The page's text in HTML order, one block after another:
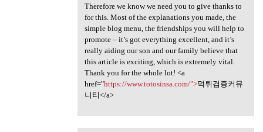
Therefore we know we need you to give thanks to
for this. Most of the explanations you made, the
simple blog menu, the friendships you will help to
promote – it’s got everything excellent, and it’s
really aiding our son and our family believe that
this article is exciting, which is extremely vital.
Thank you for the whole lot! <a
href="https://www.totosinsa.com/">먹튀검증커뮤
니티</a>